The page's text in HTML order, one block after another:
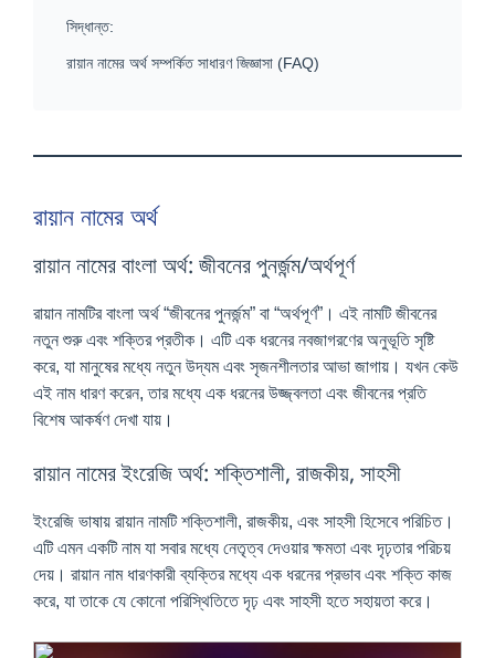
সিদ্ধান্ত:
রায়ান নামের অর্থ সম্পর্কিত সাধারণ জিজ্ঞাসা (FAQ)
রায়ান নামের অর্থ
রায়ান নামের বাংলা অর্থ: জীবনের পুনর্জন্ম/অর্থপূর্ণ
রায়ান নামটির বাংলা অর্থ “জীবনের পুনর্জন্ম” বা “অর্থপূর্ণ”। এই নামটি জীবনের
নতুন শুরু এবং শক্তির প্রতীক। এটি এক ধরনের নবজাগরণের অনুভূতি সৃষ্টি
করে, যা মানুষের মধ্যে নতুন উদ্যম এবং সৃজনশীলতার আভা জাগায়। যখন কেউ
এই নাম ধারণ করেন, তার মধ্যে এক ধরনের উজ্জ্বলতা এবং জীবনের প্রতি
বিশেষ আকর্ষণ দেখা যায়।
রায়ান নামের ইংরেজি অর্থ: শক্তিশালী, রাজকীয়, সাহসী
ইংরেজি ভাষায় রায়ান নামটি শক্তিশালী, রাজকীয়, এবং সাহসী হিসেবে পরিচিত।
এটি এমন একটি নাম যা সবার মধ্যে নেতৃত্ব দেওয়ার ক্ষমতা এবং দৃঢ়তার পরিচয়
দেয়। রায়ান নাম ধারণকারী ব্যক্তির মধ্যে এক ধরনের প্রভাব এবং শক্তি কাজ
করে, যা তাকে যে কোনো পরিস্থিতিতে দৃঢ় এবং সাহসী হতে সহায়তা করে।